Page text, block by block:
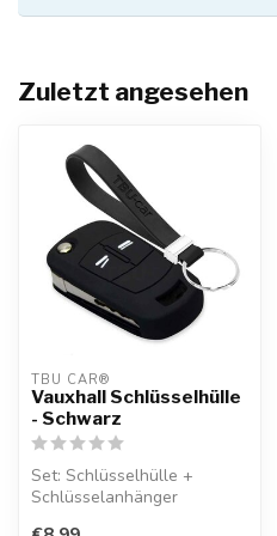
Zuletzt angesehen
TBU CAR®
Vauxhall Schlüsselhülle
- Schwarz
Set: Schlüsselhülle +
Schlüsselanhänger